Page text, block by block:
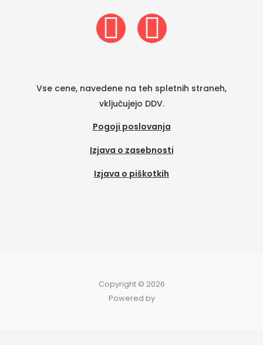
I
n
s
t
a
g
F
a
c
e
b
o
f
Vse cene, navedene na teh spletnih straneh,
vključujejo DDV.
Pogoji poslovanja
Izjava o zasebnosti
Izjava o piškotkih
Copyright © 2026
Powered by